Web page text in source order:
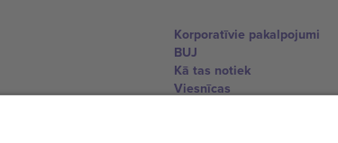
Korporatīvie pakalpojumi
BUJ
Kā tas notiek
Viesnīcas